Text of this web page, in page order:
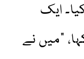
ایک
"میں نے